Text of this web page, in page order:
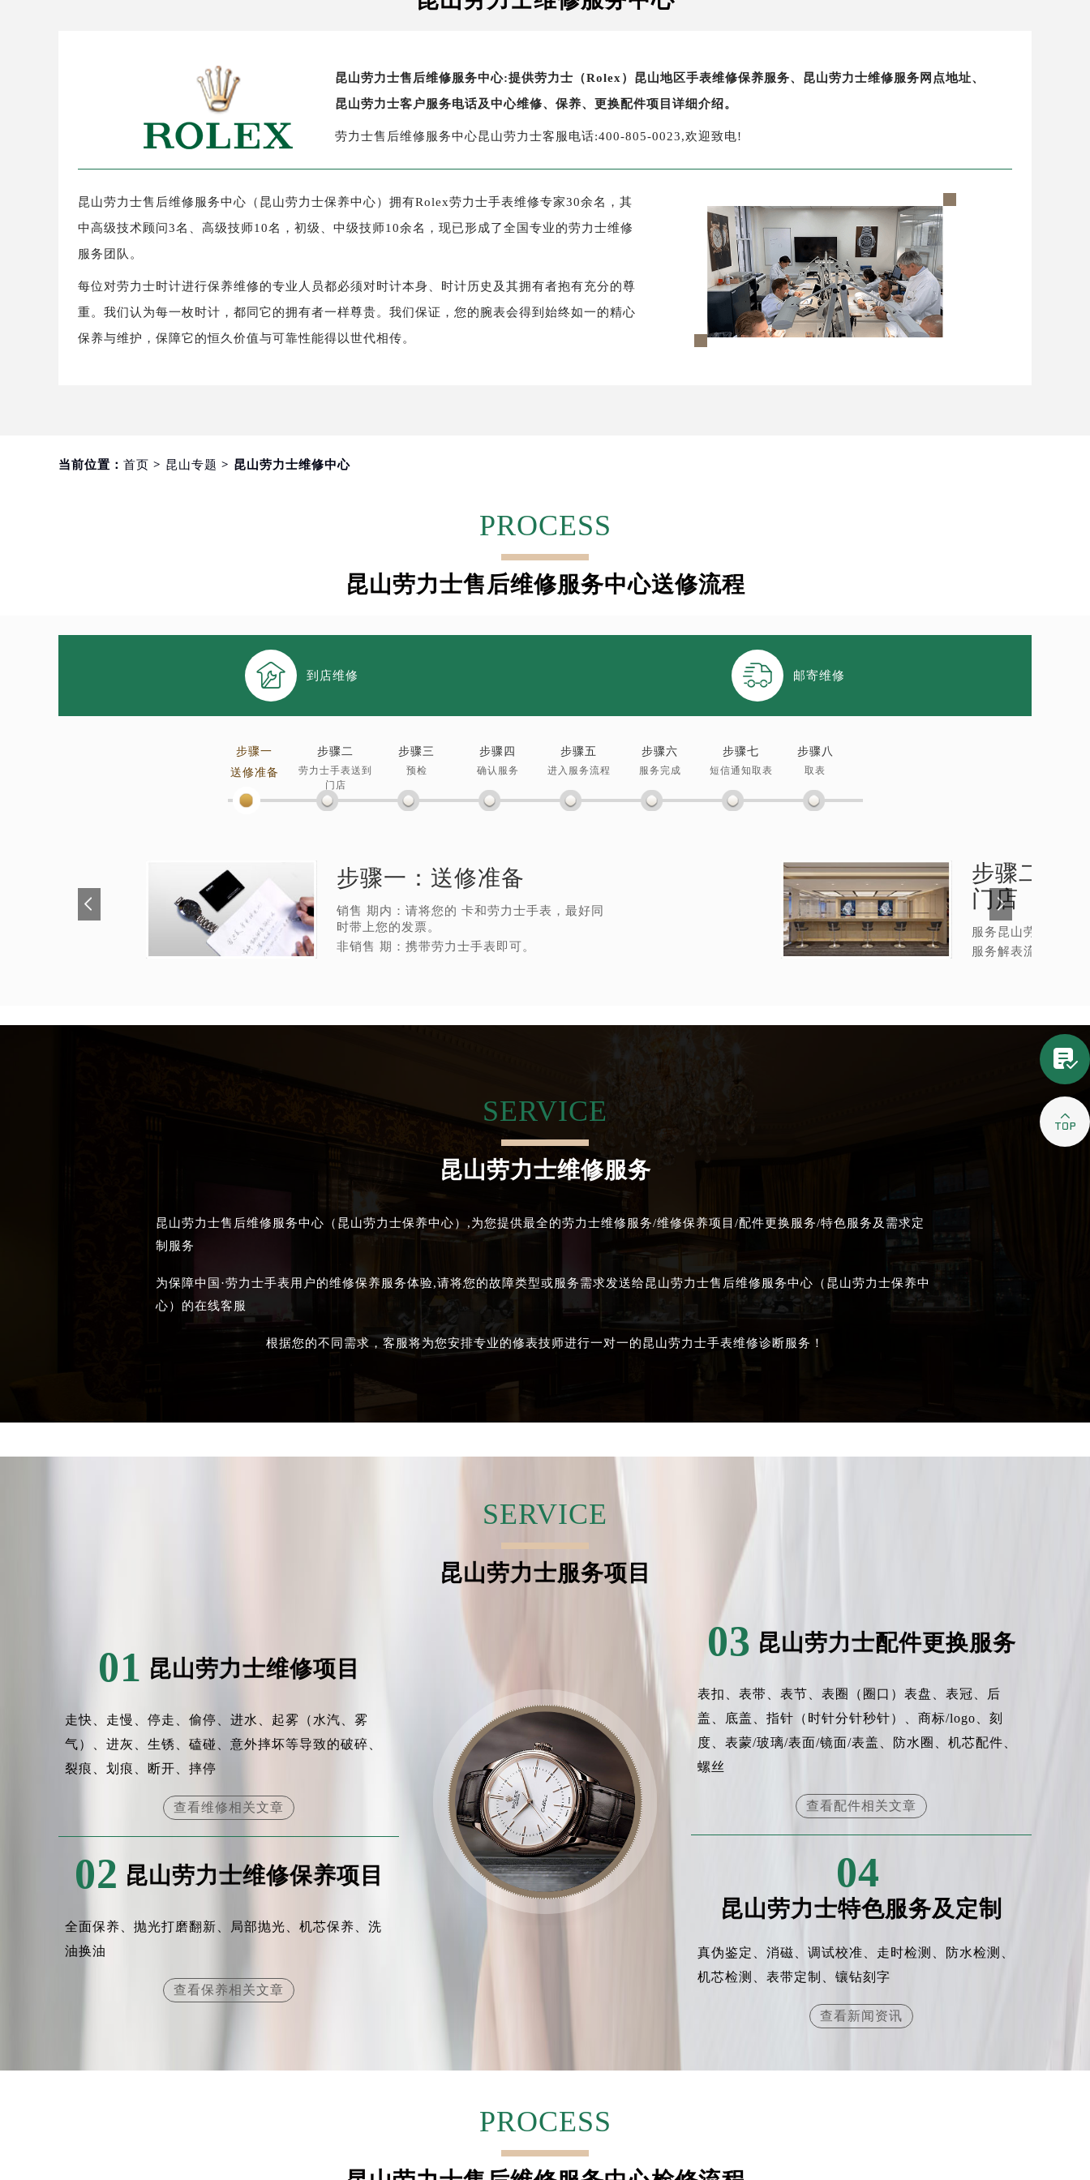
昆山劳力士售后维修服务中心:提供劳力士（Rolex）昆山地区手表维修保养服务、昆山劳力士维修服务网点地址、
昆山劳力士客户服务电话及中心维修、保养、更换配件项目详细介绍。
劳力士售后维修服务中心昆山劳力士客服电话:400-805-0023,欢迎致电!
昆山劳力士售后维修服务中心（昆山劳力士保养中心）拥有Rolex劳力士手表维修专家30余名，其
中高级技术顾问3名、高级技师10名，初级、中级技师10余名，现已形成了全国专业的劳力士维修
服务团队。
每位对劳力士时计进行保养维修的专业人员都必须对时计本身、时计历史及其拥有者抱有充分的尊
重。我们认为每一枚时计，都同它的拥有者一样尊贵。我们保证，您的腕表会得到始终如一的精心
保养与维护，保障它的恒久价值与可靠性能得以世代相传。
当前位置： 首页 > 昆山专题 > 昆山劳力士维修中心
PROCESS
昆山劳力士售后维修服务中心送修流程
 到店维修  邮寄维修
步骤一
送修准备
步骤二
劳力士手表送到
门店
步骤三
预检
步骤四
确认服务
步骤五
进入服务流程
步骤六
服务完成
步骤七
短信通知取表
步骤八
取表
步骤一： 送修准备
销售 期内：请将您的 卡和劳力士手表，最好同
时带上您的发票。
非销售 期：携带劳力士手表即可。
步骤二：
门店
服务昆山劳力士售
服务解表流程
SERVICE
昆山劳力士维修服务
昆山劳力士售后维修服务中心（昆山劳力士保养中心）,为您提供最全的劳力士维修服务/维修保养项目/配件更换服务/特色服务及需求定
制服务
为保障中国·劳力士手表用户的维修保养服务体验,请将您的故障类型或服务需求发送给昆山劳力士售后维修服务中心（昆山劳力士保养中
心）的在线客服
根据您的不同需求，客服将为您安排专业的修表技师进行一对一的昆山劳力士手表维修诊断服务！
SERVICE
昆山劳力士服务项目
01 昆山劳力士维修项目
走快、走慢、停走、偷停、进水、起雾（水汽、雾
气）、进灰、生锈、磕碰、意外摔坏等导致的破碎、
裂痕、划痕、断开、摔停
查看维修相关文章
02 昆山劳力士维修保养项目
全面保养、抛光打磨翻新、局部抛光、机芯保养、洗
油换油
查看保养相关文章
03 昆山劳力士配件更换服务
表扣、表带、表节、表圈（圈口）表盘、表冠、后
盖、底盖、指针（时针分针秒针）、商标/logo、刻
度、表蒙/玻璃/表面/镜面/表盖、防水圈、机芯配件、
螺丝
查看配件相关文章
04
昆山劳力士特色服务及定制
真伪鉴定、消磁、调试校准、走时检测、防水检测、
机芯检测、表带定制、镶钻刻字
查看新闻资讯
PROCESS

